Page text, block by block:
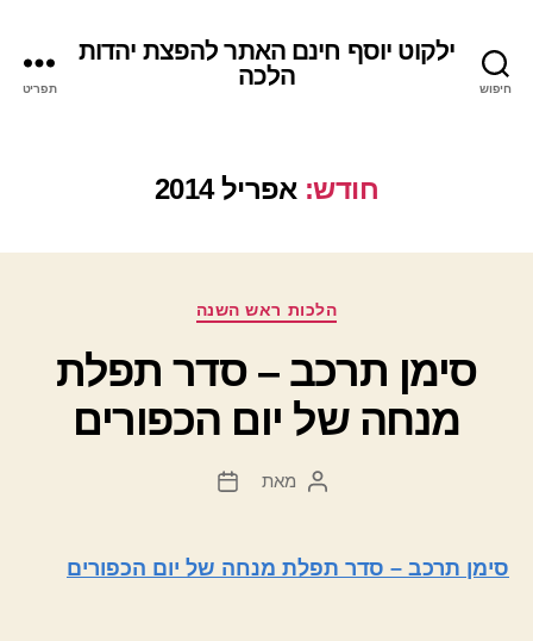
חיפוש
ילקוט יוסף חינם האתר להפצת יהדות
הלכה
תפריט
חודש: אפריל 2014
קטגוריות
הלכות ראש השנה
סימן תרכב – סדר תפלת
מנחה של יום הכפורים
המחבר
מאת
תאריך
סימן תרכב – סדר תפלת מנחה של יום הכפורים